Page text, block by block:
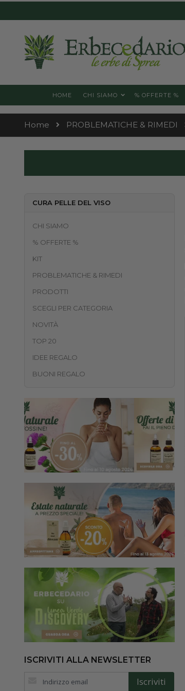
to
HOME CHI SIAMO % OFFERTE %
Home PROBLEMATICHE & RIMEDI
CURA PELLE DEL VISO
CHI SIAMO
% OFFERTE %
KIT
PROBLEMATICHE & RIMEDI
PRODOTTI
SCEGLI PER CATEGORIA
NOVITÀ
TOP 20
IDEE REGALO
BUONI REGALO
ISCRIVITI ALLA NEWSLETTER
Iscriviti